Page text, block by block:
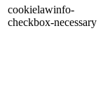
cookielawinfo-
checkbox-necessary